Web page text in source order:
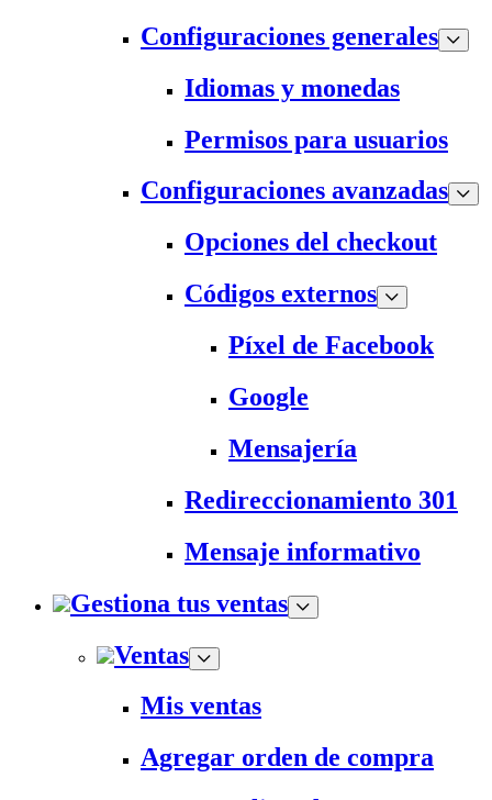
Configuraciones generales
Idiomas y monedas
Permisos para usuarios
Configuraciones avanzadas
Opciones del checkout
Códigos externos
Píxel de Facebook
Google
Mensajería
Redireccionamiento 301
Mensaje informativo
Gestiona tus ventas
Ventas
Mis ventas
Agregar orden de compra